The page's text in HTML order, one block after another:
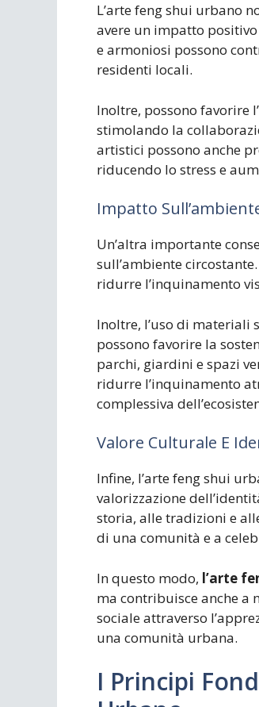
L’arte feng shui urbano
avere un impatto
e armoniosi possono
residenti locali.
Inoltre, possono favorire
stimolando la
artistici possono anche
riducendo lo stress e
Impatto
Un’altra importante
sull’ambiente
ridurre l’inquinamento
Inoltre, l’uso di materiali
possono favorire la
parchi, giardini e spazi
ridurre l’inquinamento
complessiva
Valore Culturale E
Infine, l’arte feng shui
valorizzazione
storia, alle tradizioni e
di una comunità e a
In questo modo, l’arte
ma contribuisce anche a
sociale attraverso
una comunità urbana.
I Principi